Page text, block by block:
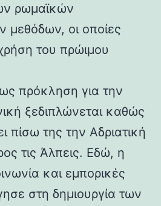
ρωμαϊκών
μεθόδων, οι οποίες
του πρώιμου
πρόκληση για την
ξεδιπλώνεται καθώς
πίσω της την Αδριατική
τις Άλπεις. Εδώ, η
και εμπορικές
στη δημιουργία των